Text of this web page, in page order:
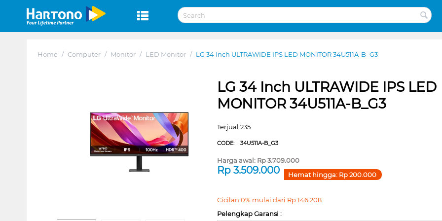
Home / Computer / Monitor / LED Monitor / LG 34 Inch ULTRAWIDE IPS LED MONITOR 34U511A-B_G3
LG 34 Inch ULTRAWIDE IPS LED
MONITOR 34U511A-B_G3
Terjual 235
CODE:34U511A-B_G3
Harga awal:Rp3.709.000
Rp3.509.000 Hemat hingga: Rp200.000
Cicilan 0% mulai dari Rp146.208
Pelengkap Garansi :